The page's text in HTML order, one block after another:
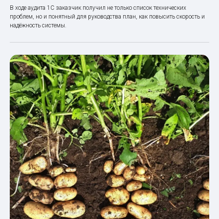
В ходе аудита 1С заказчик получил не только список технических
проблем, но и понятный для руководства план, как повысить скорость и
надёжность системы.